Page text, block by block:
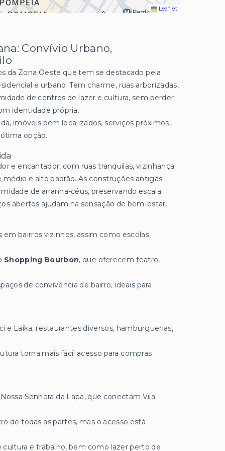
Leaflet
Convívio Urbano,
da Zona Oeste que tem se destacado pela
e urbano. Tem charme, ruas arborizadas,
de centros de lazer e cultura, sem perder
identidade própria.
imóveis bem localizados, serviços próximos,
opção.
e encantador, com ruas tranquilas, vizinhança
médio e alto padrão. As construções antigas
de arranha-céus, preservando escala
abertos ajudam na sensação de bem-estar.
bairros vizinhos, assim como escolas
Shopping Bourbon, que oferecem teatro,
de convivência de bairro, ideais para
Laika, restaurantes diversos, hamburguerias,
torna mais fácil acesso para compras
Senhora da Lapa, que conectam Vila
de todas as partes, mas o acesso está
e trabalho, bem como lazer perto de